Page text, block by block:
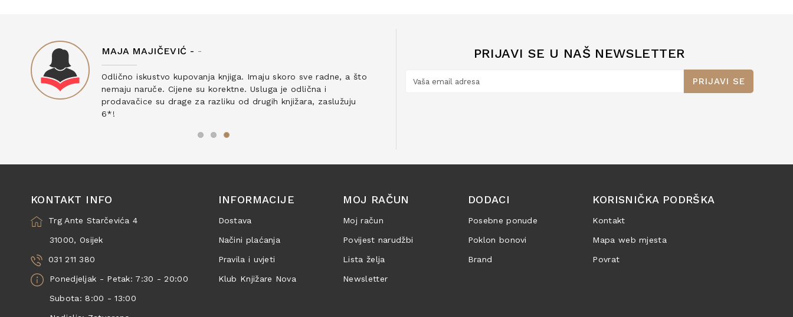
MAJA MAJIČEVIĆ - -
Odlično iskustvo kupovanja knjiga. Imaju skoro sve radne, a što
nemaju naruče. Cijene su korektne. Usluga je odlična i
prodavačice su drage za razliku od drugih knjižara, zaslužuju
6*!
PRIJAVI SE U NAŠ NEWSLETTER
PRIJAVI SE
KONTAKT INFO
Trg Ante Starčevića 4
31000, Osijek
031 211 380
Ponedjeljak - Petak: 7:30 - 20:00
Subota: 8:00 - 13:00
INFORMACIJE
Dostava
Načini plaćanja
Pravila i uvjeti
Klub Knjižare Nova
MOJ RAČUN
Moj račun
Povijest narudžbi
Lista želja
Newsletter
DODACI
Posebne ponude
Poklon bonovi
Brand
KORISNIČKA PODRŠKA
Kontakt
Mapa web mjesta
Povrat